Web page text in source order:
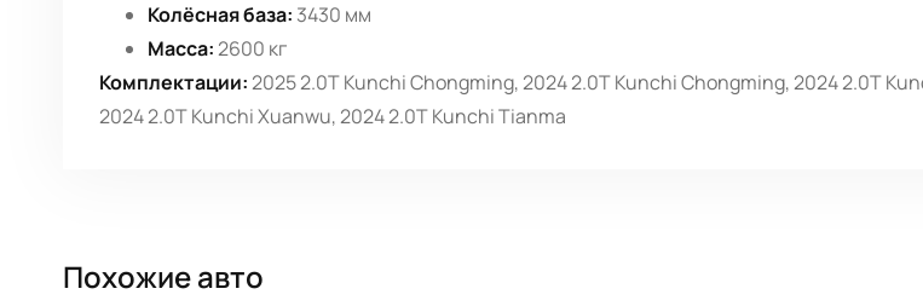
Колёсная база: 3430 мм
Масса:2600 кг
Комплектации:2025 2.0T Kunchi Chongming, 2024 2.0T Kunchi Chongming, 2024 2.0T
2024 2.0T Kunchi Xuanwu, 2024 2.0T Kunchi Tianma
Похожие авто